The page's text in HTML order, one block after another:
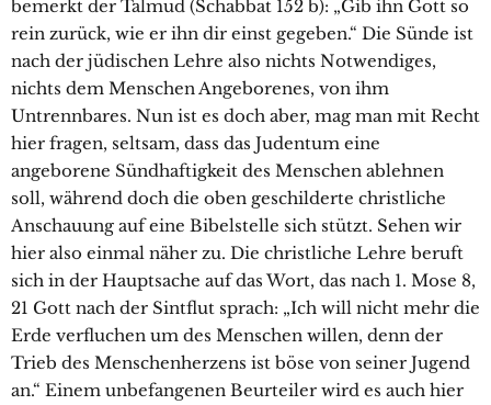
bemerkt der Talmud (Schabbat 152 b): „Gib ihn Gott so
rein zurück, wie er ihn dir einst gegeben.“ Die Sünde ist
nach der jüdischen Lehre also nichts Notwendiges,
nichts dem Menschen Angeborenes, von ihm
Untrennbares. Nun ist es doch aber, mag man mit Recht
hier fragen, seltsam, dass das Judentum eine
angeborene Sündhaftigkeit des Menschen ablehnen
soll, während doch die oben geschilderte christliche
Anschauung auf eine Bibelstelle sich stützt. Sehen wir
hier also einmal näher zu. Die christliche Lehre beruft
sich in der Hauptsache auf das Wort, das nach 1. Mose 8,
21 Gott nach der Sintflut sprach: „Ich will nicht mehr die
Erde verfluchen um des Menschen willen, denn der
Trieb des Menschenherzens ist böse von seiner Jugend
an.“ Einem unbefangenen Beurteiler wird es auch hier